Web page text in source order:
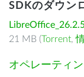
SDKのダウン
21 MB (Torrent,
オペレーティ